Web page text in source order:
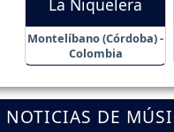
Montelíbano (Córdoba) -
Colombia
NOTICIAS DE